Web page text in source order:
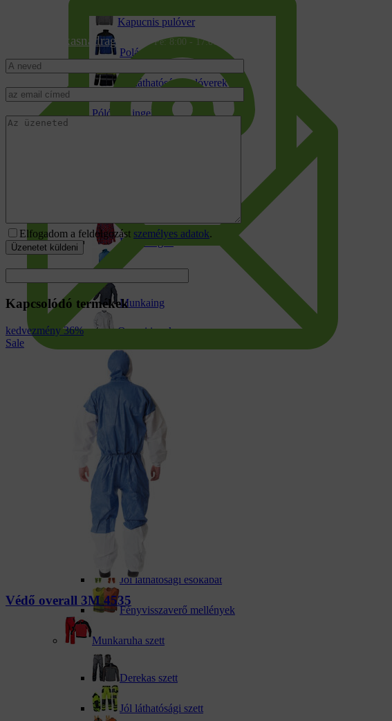
Kapucnis pulóver
Polár pulóverek
Jól láthatósági pulóverek
Pólók és ingek
Flanel ingek
Gasztro ing
Munkaing
Orvosi ingek
Orvosi tunikák
Jól láthatósági ruházat
Jól láthatósági nadrág
Jól láthatósági Kabát
Fényvisszaverő készletek
Jól láthatósági pulóverek
Jól láthatósági esőkabát
Fényvisszaverő mellények
Munkaruha szett
Derekas szett
Jól láthatósági szett
info@munkasnadrag.hu Hé - Pé: 8:00 - 17:00
Elfogadom a feldolgozást személyes adatok.
Kapcsolódó termékek
kedvezmény 36%
Sale
Védő overall 3M 4535